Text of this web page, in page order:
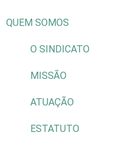
QUEM SOMOS
O SINDICATO
MISSÃO
ATUAÇÃO
ESTATUTO